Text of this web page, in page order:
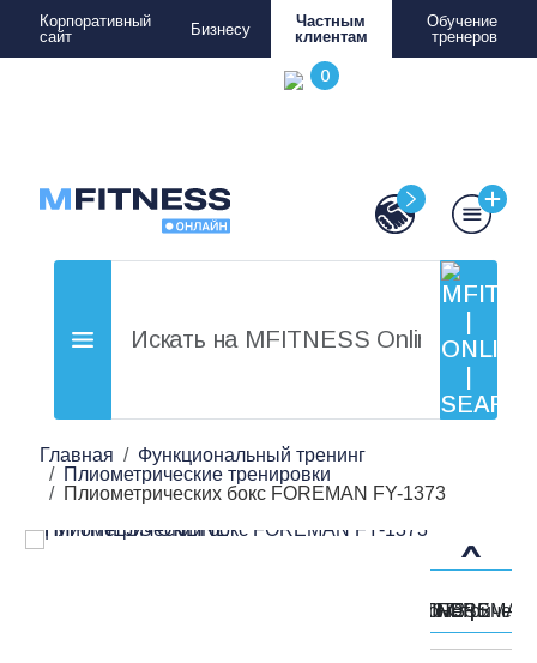
Корпоративный
сайт
Бизнесу
Частным
клиентам
Обучение
тренеров
Главная
Функциональный тренинг
Плиометрические тренировки
Плиометрических бокс FOREMAN FY-1373